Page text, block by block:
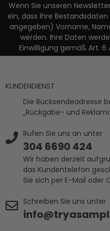
Wenn Sie unseren
ein, dass Ihre
angegeben) Vorname,
werden. Ihre Daten
Einwilligung gemäß Art. 6
KUNDENDIENST
Die Rücksendeadresse
„Rückgabe- und
Rufen Sie uns an unter
304 6690 424
Wir haben derzeit
das Kundentelefon
Sie sich per E-Mail oder
Schreiben Sie uns unter